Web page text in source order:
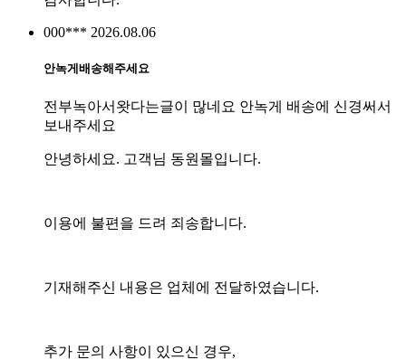
000*** 2026.08.06
안녹게배송해주세요
전부녹아서왓다는글이 많네요 안녹게 배송에 신경써서
보내주세요
안녕하세요. 고객님 동원몰입니다.
이용에 불편을 드려 죄송합니다.
기재해주신 내용은 업체에 전달하였습니다.
추가 문의 사항이 있으신 경우,